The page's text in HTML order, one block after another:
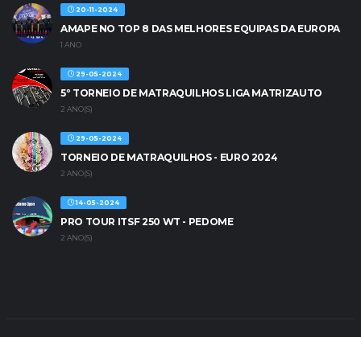
20-11-2024
AMAPE NO TOP 8 DAS MELHORES EQUIPAS DA EUROPA
1 ANO
29-05-2024
5º TORNEIO DE MATRAQUILHOS LIGA MATRIZAUTO
2 ANO(S)
29-05-2024
TORNEIO DE MATRAQUILHOS - EURO 2024
2 ANO(S)
14-05-2024
PRO TOUR ITSF 250 WT - PEDOME
2 ANO(S)